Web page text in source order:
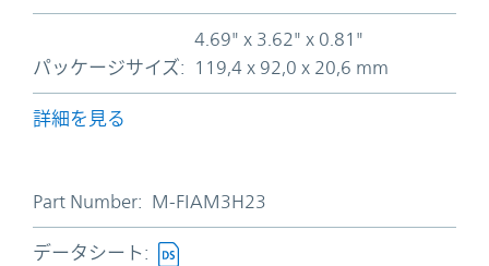
パッケージサイズ:
4.69" x 3.62" x 0.81"
119,4 x 92,0 x 20,6 mm
詳細を見る
Part Number: M-FIAM3H23
データシート: